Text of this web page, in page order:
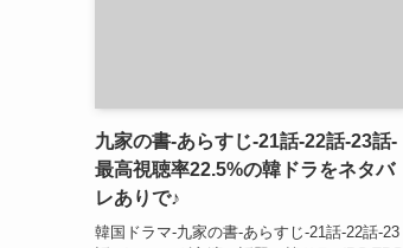
九家の書-あらすじ-21話-22話-23話-
最高視聴率22.5%の韓ドラをネタバ
レありで♪
韓国ドラマ-九家の書-あらすじ-21話-22話-23